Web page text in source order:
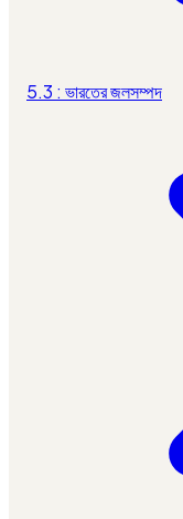
5.3 : ভারতের জলসম্পদ